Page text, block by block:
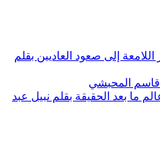
إلى صعود العاديين بقلم
قاسم المحبشي
ما بعد الحقيقة بقلم نبيل عبد